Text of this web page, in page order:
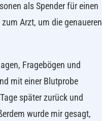
als Spender für einen
Arzt, um die genaueren
Fragebögen und
mit einer Blutprobe
später zurück und
wurde mir gesagt,